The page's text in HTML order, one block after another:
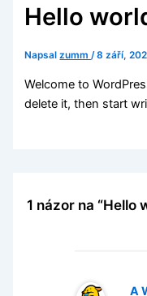
Hello
Napsalzumm/8 září,
Welcome to
delete it, then start
1 názor na “Hello
A